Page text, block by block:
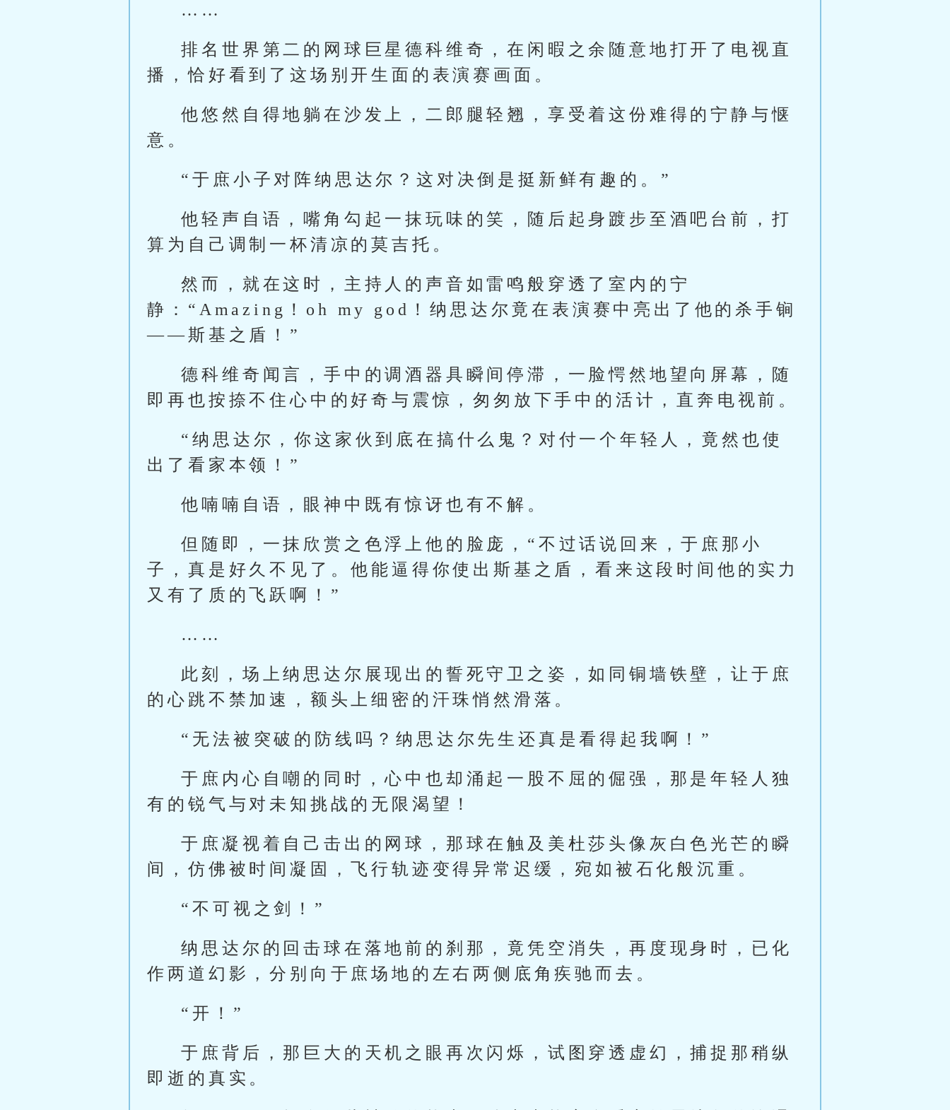
……
排名世界第二的网球巨星德科维奇，在闲暇之余随意地打开了电视直
播，恰好看到了这场别开生面的表演赛画面。
他悠然自得地躺在沙发上，二郎腿轻翘，享受着这份难得的宁静与惬
意。
“于庶小子对阵纳思达尔？这对决倒是挺新鲜有趣的。”
他轻声自语，嘴角勾起一抹玩味的笑，随后起身踱步至酒吧台前，打
算为自己调制一杯清凉的莫吉托。
然而，就在这时，主持人的声音如雷鸣般穿透了室内的宁
静：“Amazing！oh my god！纳思达尔竟在表演赛中亮出了他的杀手锏
——斯基之盾！”
德科维奇闻言，手中的调酒器具瞬间停滞，一脸愕然地望向屏幕，随
即再也按捺不住心中的好奇与震惊，匆匆放下手中的活计，直奔电视前。
“纳思达尔，你这家伙到底在搞什么鬼？对付一个年轻人，竟然也使
出了看家本领！”
他喃喃自语，眼神中既有惊讶也有不解。
但随即，一抹欣赏之色浮上他的脸庞，“不过话说回来，于庶那小
子，真是好久不见了。他能逼得你使出斯基之盾，看来这段时间他的实力
又有了质的飞跃啊！”
……
此刻，场上纳思达尔展现出的誓死守卫之姿，如同铜墙铁壁，让于庶
的心跳不禁加速，额头上细密的汗珠悄然滑落。
“无法被突破的防线吗？纳思达尔先生还真是看得起我啊！”
于庶内心自嘲的同时，心中也却涌起一股不屈的倔强，那是年轻人独
有的锐气与对未知挑战的无限渴望！
于庶凝视着自己击出的网球，那球在触及美杜莎头像灰白色光芒的瞬
间，仿佛被时间凝固，飞行轨迹变得异常迟缓，宛如被石化般沉重。
“不可视之剑！”
纳思达尔的回击球在落地前的刹那，竟凭空消失，再度现身时，已化
作两道幻影，分别向于庶场地的左右两侧底角疾驰而去。
“开！”
于庶背后，那巨大的天机之眼再次闪烁，试图穿透虚幻，捕捉那稍纵
即逝的真实。